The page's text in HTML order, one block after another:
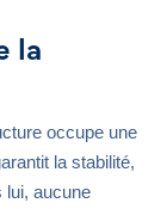
la
occupe une
la stabilité,
lui, aucune